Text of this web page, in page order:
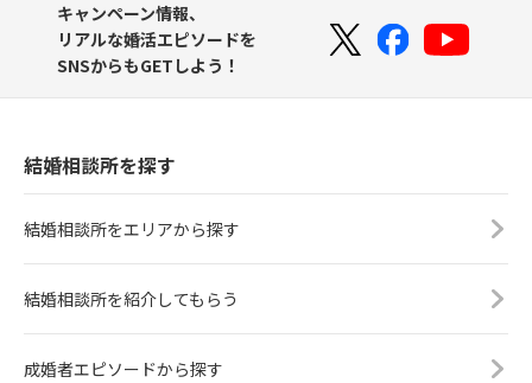
キャンペーン情報、
リアルな婚活エピソードを
SNSからもGETしよう！
結婚相談所を探す
結婚相談所をエリアから探す
結婚相談所を紹介してもらう
成婚者エピソードから探す